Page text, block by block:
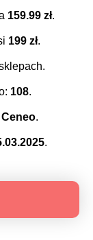
159.99 zł.
199 zł.
108.
Ceneo.
.